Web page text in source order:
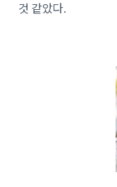
것 같았다.